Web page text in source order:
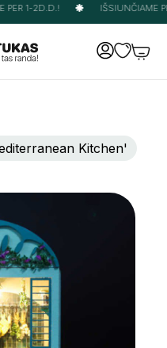
PER 1-2D.D.! IŠSIUNČIAME
Kitchen'